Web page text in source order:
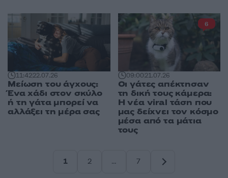
11:4222.07.26
Μείωση του άγχους:
Ένα χάδι στον σκύλο
ή τη γάτα μπορεί να
αλλάξει τη μέρα σας
09:0021.07.26
Οι γάτες απέκτησαν
τη δική τους κάμερα:
Η νέα viral τάση που
μας δείχνει τον κόσμο
μέσα από τα μάτια
τους
6
1
2
…
7